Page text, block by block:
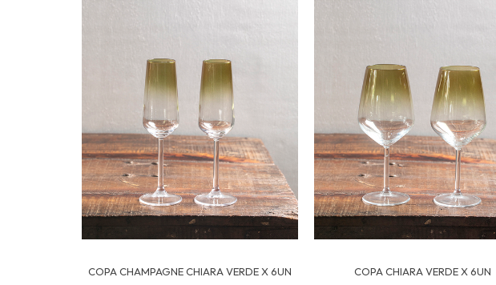
COPA CHAMPAGNE CHIARA VERDE X 6UN COPA CHIARA VERDE X 6UN